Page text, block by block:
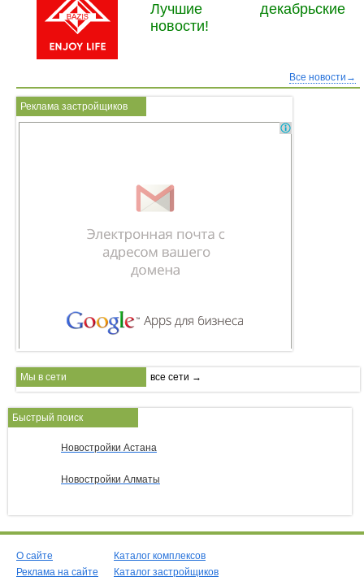
Лучшие декабрьские
новости!
Все новости→
Реклама застройщиков
Мы в сети все сети →
Быстрый поиск
Новостройки Астана
Новостройки Алматы
О сайте
Реклама на сайте
Каталог комплексов
Каталог застройщиков